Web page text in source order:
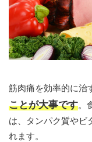
筋肉痛を効率的に治
ことが大事です。
は、タンパク質やビ
れます。